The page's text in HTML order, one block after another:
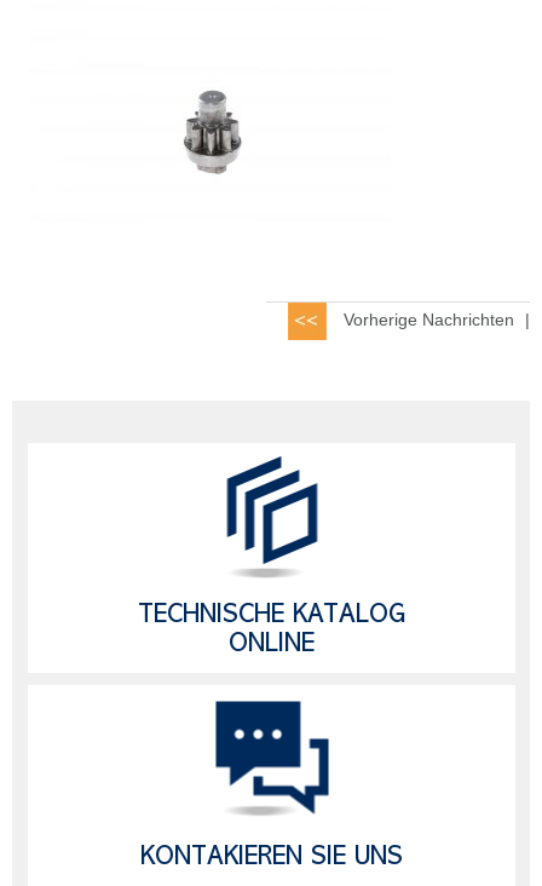
Vorherige Nachrichten |
TECHNISCHE KATALOG
ONLINE
KONTAKIEREN SIE UNS